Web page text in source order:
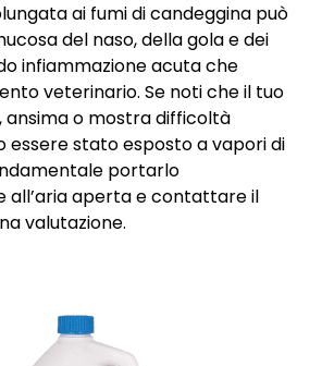
ai fumi di candeggina può
del naso, della gola e dei
infiammazione acuta che
veterinario. Se noti che il tuo
ansima o mostra difficoltà
essere stato esposto a vapori di
portarlo
all’aria aperta e contattare il
valutazione.